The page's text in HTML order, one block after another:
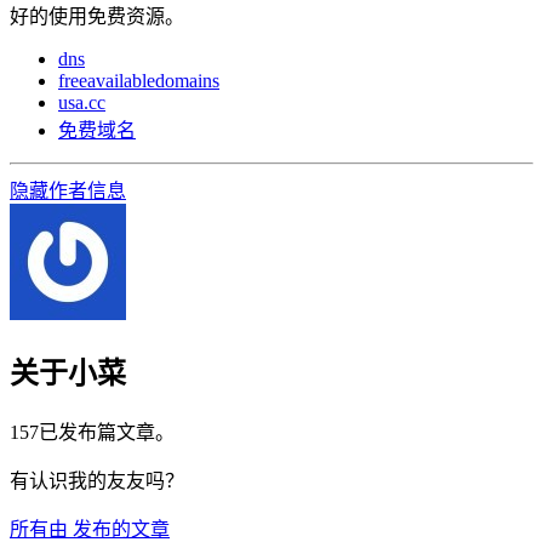
好的使用免费资源。
dns
freeavailabledomains
usa.cc
免费域名
隐藏作者信息
关于小菜
157已发布篇文章。
有认识我的友友吗？
所有由 发布的文章